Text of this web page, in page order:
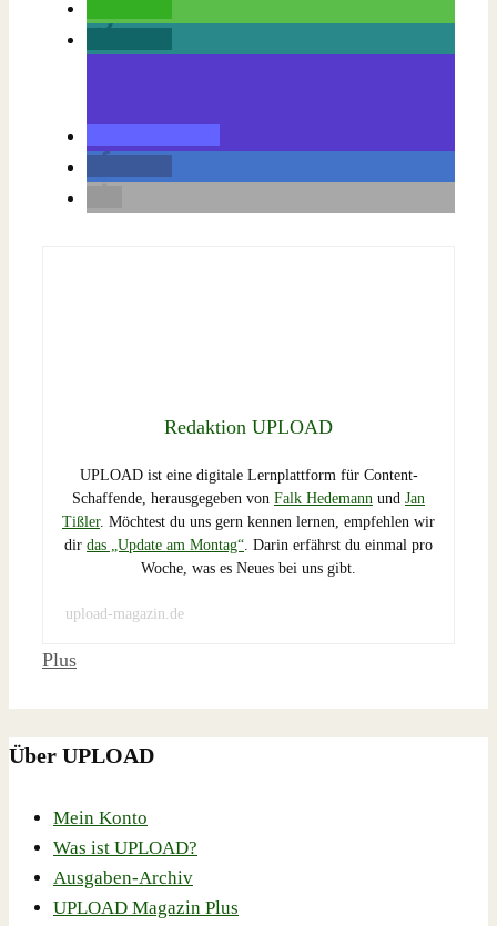
Redaktion UPLOAD
UPLOAD ist eine digitale Lernplattform für Content-
Schaffende, herausgegeben von Falk Hedemann und Jan
Tißler. Möchtest du uns gern kennen lernen, empfehlen wir
dir das „Update am Montag“ . Darin erfährst du einmal pro
Woche, was es Neues bei uns gibt.
upload-magazin.de
Schlagwörter
Plus
Über UPLOAD
Mein Konto
Was ist UPLOAD?
Ausgaben-Archiv
UPLOAD Magazin Plus